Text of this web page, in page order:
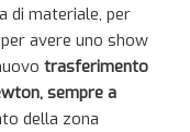
di materiale, per
avere uno show
trasferimento
sempre a
della zona